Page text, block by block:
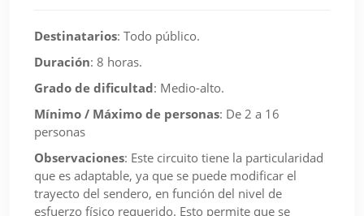
Destinatarios: Todo público.
Duración: 8 horas.
Grado de dificultad: Medio-alto.
Mínimo / Máximo de personas: De 2 a 16
personas
Observaciones: Este circuito tiene la particularidad
que es adaptable, ya que se puede modificar el
trayecto del sendero, en función del nivel de
esfuerzo físico requerido. Esto permite que se